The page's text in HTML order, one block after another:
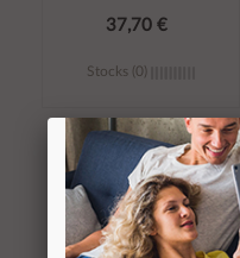
37,70 €
Stocks (0)
Añadir al
carrito